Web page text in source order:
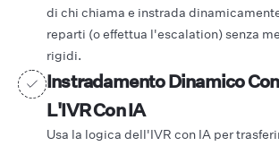
di chi chiama e instrada
reparti (o effettua l'escalation) senza
rigidi.
Instradamento Dinamico Con
L'IVR Con IA
Usa la logica dell'IVR con IA per